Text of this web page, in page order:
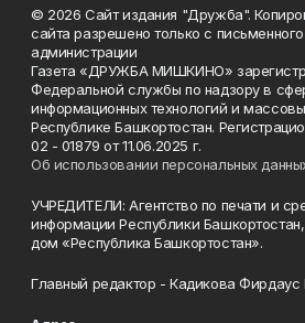
© 2026 Сайт издания "Дружба".
сайта разрешено только с
администрации
Газета «ДРУЖБА МИШКИНО»
Федеральной службы по надзору в
информационных технологий и
Республике Башкортостан.
02 - 01879 от 11.06.2025 г.
Об использовании персональных
УЧРЕДИТЕЛИ: Агентство по печати и
информации Республики
дом «Республика Башкортостан».
Главный редактор - Кадикова Фирдаус